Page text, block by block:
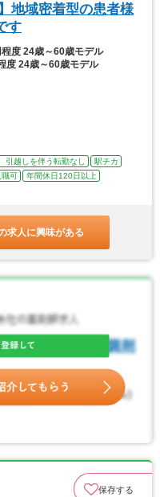
地域密着型の患者様
す
程度 24歳～60歳モデル
度 24歳～60歳モデル
引越しを伴う転勤なし
駅チカ
職可
年間休日120日以上
求人に興味がある
保存する